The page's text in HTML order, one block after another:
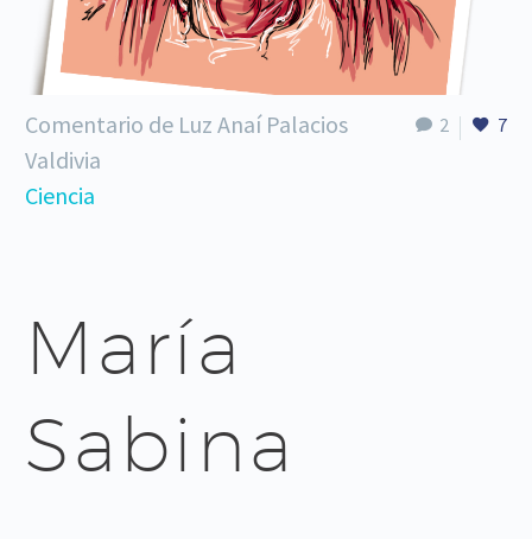
2 7
Comentario de Luz Anaí Palacios
Valdivia
Ciencia
María
Sabina